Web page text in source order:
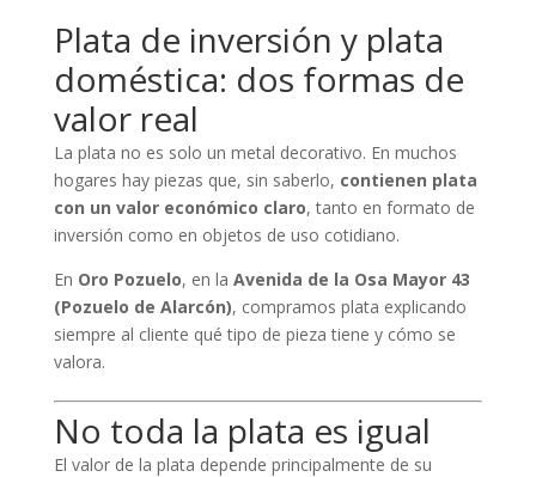
Plata de inversión y plata
doméstica: dos formas de
valor real
La plata no es solo un metal decorativo. En muchos
hogares hay piezas que, sin saberlo, contienen plata
con un valor económico claro, tanto en formato de
inversión como en objetos de uso cotidiano.
En Oro Pozuelo, en la Avenida de la Osa Mayor 43
(Pozuelo de Alarcón), compramos plata explicando
siempre al cliente qué tipo de pieza tiene y cómo se
valora.
No toda la plata es igual
El valor de la plata depende principalmente de su